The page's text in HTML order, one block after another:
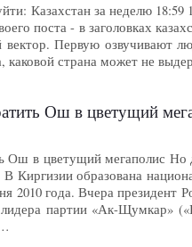
Казахстан за неделю
поста - в заголовках
Первую озвучивают
каковой страна может не
Ош в цветущий
Ош в цветущий мегаполис Но
Киргизии образована
2010 года. Вчера президент
лидера партии «Ак-Щумкар»